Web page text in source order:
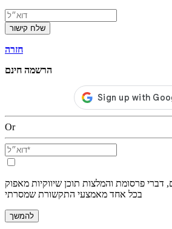
שלח קישור
חזרה
הרשמה חינם
Or
דברי פרסומת והמלצות תוכן שיווקיות מאפוק
בכל אחד מאמצעי התקשורת שמסרתי
להמשך